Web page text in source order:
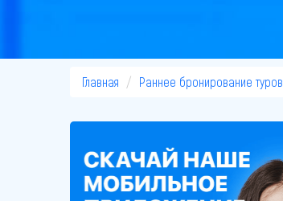
Главная Раннее бронирование туров